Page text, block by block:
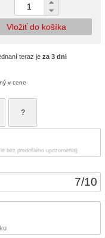
7/10
Vložiť do košíka
teraz je za 3 dni
v cene
?
bez predošlého upozornenia)